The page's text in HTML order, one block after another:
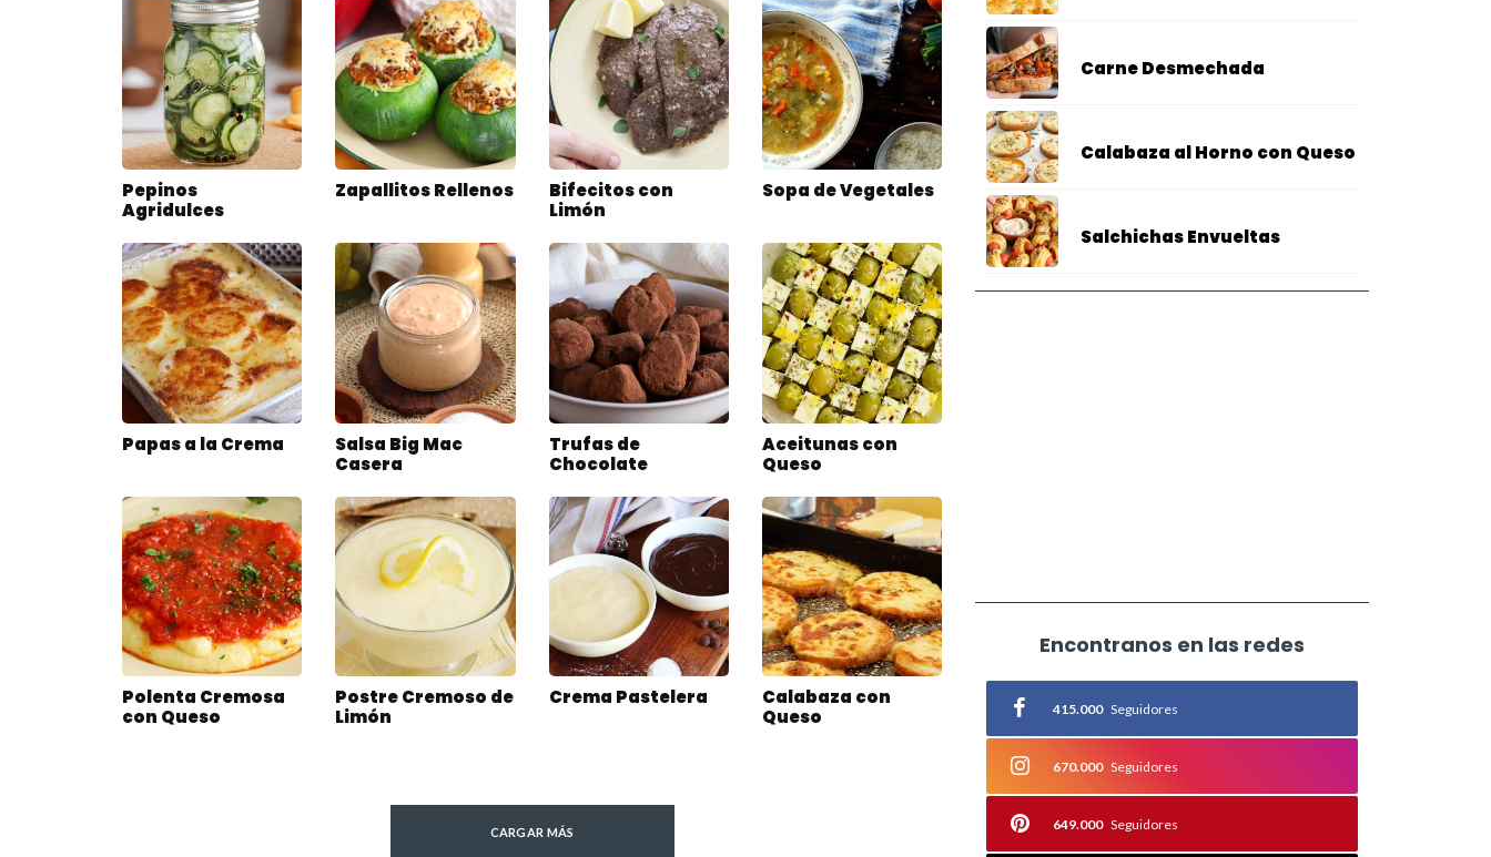
Pepinos
Agridulces
Zapallitos Rellenos
Bifecitos con
Limón
Sopa de Vegetales
Papas a la Crema
Salsa Big Mac
Casera
Trufas de
Chocolate
Aceitunas con
Queso
Polenta Cremosa
con Queso
Postre Cremoso de
Limón
Crema Pastelera
Calabaza con
Queso
CARGAR MÁS
Carne Desmechada
Calabaza al Horno con Queso
Salchichas Envueltas
Encontranos en las redes
415.000 Seguidores
670.000 Seguidores
649.000 Seguidores